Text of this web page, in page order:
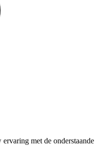
met de onderstaande